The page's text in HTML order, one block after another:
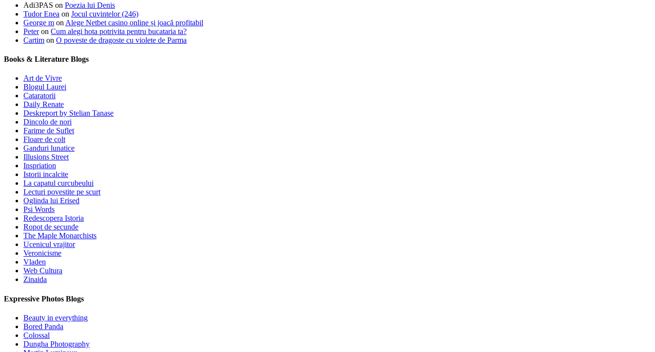
Adi3PAS on Poezia lui Denis
Tudor Enea on Jocul cuvintelor (246)
George m on Alege Netbet casino online și joacă profitabil
Peteron Cum alegi hota potrivita pentru bucataria ta?
Cartim on O poveste de dragoste cu violete de Parma
Books & Literature Blogs
Art de Vivre
Blogul Laurei
Cataratorii
Daily Renate
Deskreport by Stelian Tanase
Dincolo de nori
Farime de Suflet
Floare de colt
Ganduri lunatice
Illusions Street
Inspriation
Istorii incalcite
La capatul curcubeului
Lecturi povestite pe scurt
Oglinda lui Erised
Psi Words
Redescopera Istoria
Ropot de secunde
The Maple Monarchists
Ucenicul vrajitor
Veronicisme
Vladen
Web Cultura
Zinaida
Expressive Photos Blogs
Beauty in everything
Bored Panda
Colossal
Dungha Photography